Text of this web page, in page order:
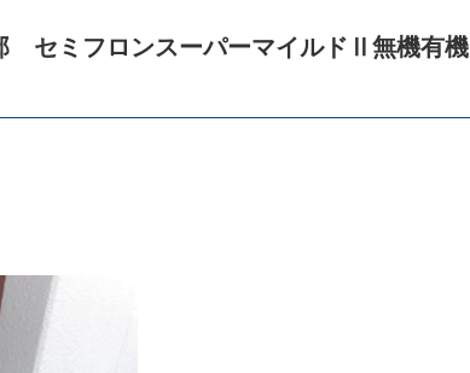
セミフロンスーパーマイルドⅡ無機有機